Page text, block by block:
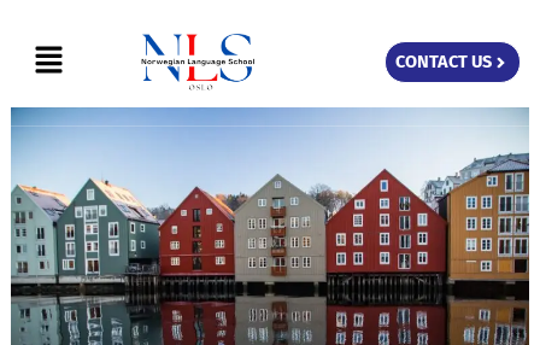
content
Menu CONTACT US